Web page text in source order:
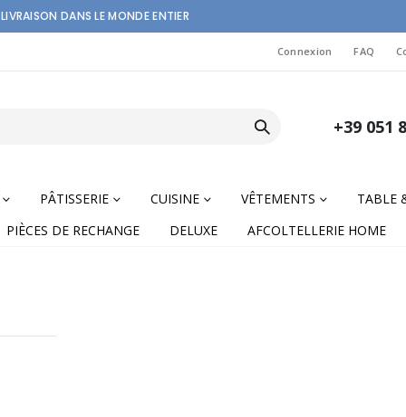
LIVRAISON DANS LE MONDE ENTIER
Connexion FAQ
+39 051
PÂTISSERIE CUISINE VÊTEMENTS TABLE
PIÈCES DE RECHANGE DELUXE AFCOLTELLERIE HOME